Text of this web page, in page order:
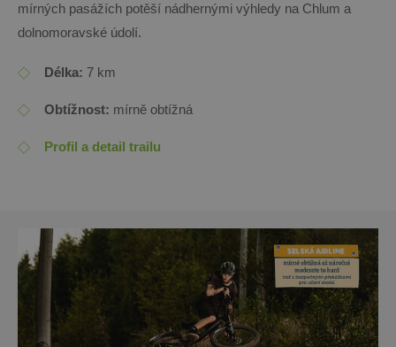
mírných pasážích potěší nádhernými výhledy na Chlum a
dolnomoravské údolí.
Délka: 7 km
Obtížnost: mírně obtížná
Profil a detail trailu